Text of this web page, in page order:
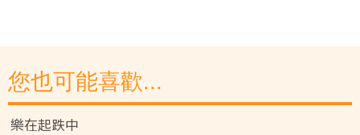
您也可能喜歡...
樂在起跌中